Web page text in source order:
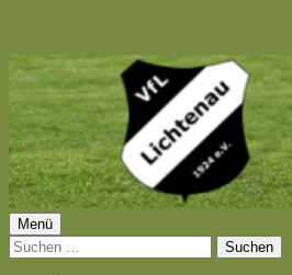
Springe
zum
Inhalt
VfL Lichtenau 1924 e.V.
Primäres
Menü
Menü
Suchen
nach: